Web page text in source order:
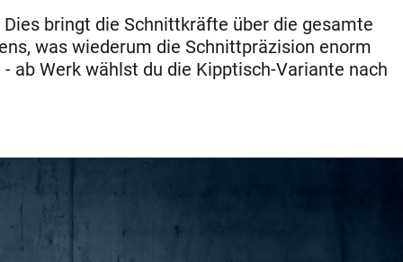
bringt die Schnittkräfte über die gesamte
was wiederum die Schnittpräzision enorm
ab Werk wählst du die Kipptisch-Variante nach